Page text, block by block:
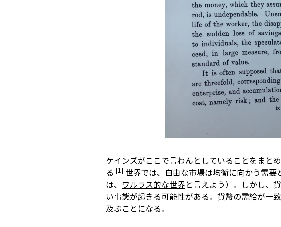
ケインズがここで言わんとしていることをまと
る [1] 世界では、自由な市場は均衡に向かう――需
は、 ワルラス的な世界と言えよう）。しかし、
い事態が起きる可能性がある。貨幣の需給が一
及ぶことになる。